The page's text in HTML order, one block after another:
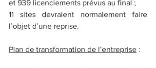
et 939 licenciements prévus au final ;
11 sites devraient normalement faire
l’objet d’une reprise.
Plan de transformation de l’entreprise :